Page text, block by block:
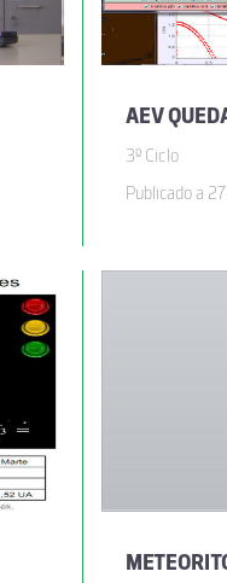
AEV
3º Ciclo
Publicado a